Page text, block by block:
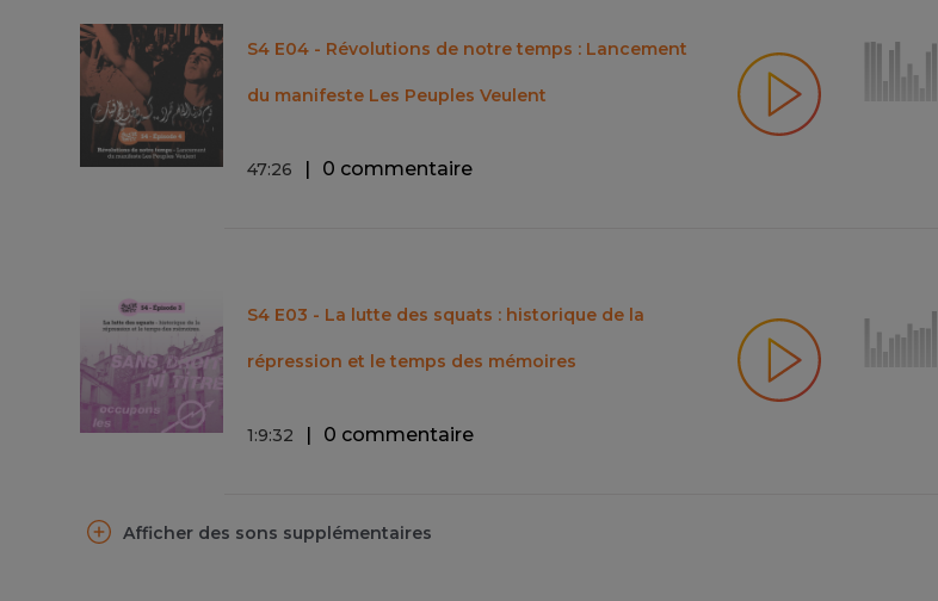
S4 E04 - Révolutions de notre temps : Lancement
du manifeste Les Peuples Veulent
47:26 0 commentaire
S4 E03 - La lutte des squats : historique de la
répression et le temps des mémoires
1:9:32 0 commentaire
Afficher des sons supplémentaires